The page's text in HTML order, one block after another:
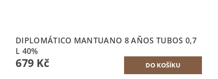
DIPLOMÁTICO MANTUANO 8 AŇOS TUBOS 0,7
L 40%
679 Kč